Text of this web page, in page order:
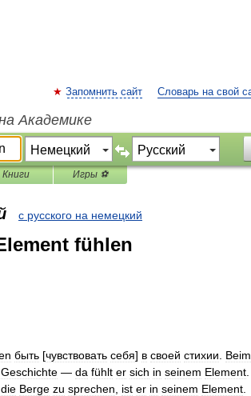
Запомнить сайт Словарь на свой
Академике
Книги Игры ⚽
с русского на немецкий
fühlen
быть [чувствовать себя] в своей стихии Beim
Geschichte — da fühlt er sich in seinem Element
die Berge zu sprechen ist er in seinem Element